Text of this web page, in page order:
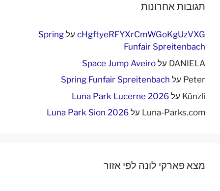
תגובות אחרונות
cHgftyeRFYXrCmWGoKgUzVXG על Spring
Funfair Spreitenbach
DANIELA על Space Jump Aveiro
Peter על Spring Funfair Spreitenbach
Künzli על Luna Park Lucerne 2026
Luna-Parks.com על Luna Park Sion 2026
מצא פארקי לונה לפי אזור